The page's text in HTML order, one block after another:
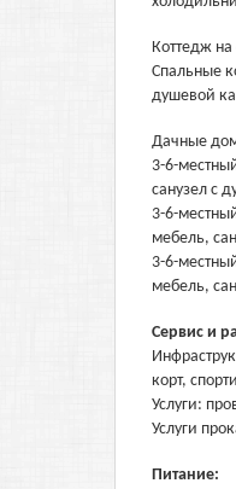
Коттедж
Спальные
душевой
Дачные
3-6-
санузел с
3-6-
мебель,
3-6-
мебель,
Сервис и
корт,
Услуги:
Услуги
Питание: